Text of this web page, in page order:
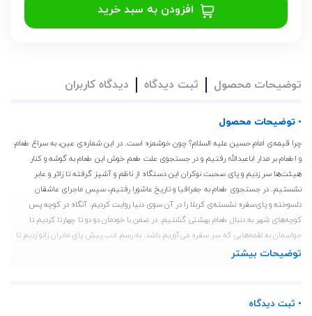
افزودن به سبد خرید
توضیحات محصول ثبت دیدگاه دیدگاه کاربران
• توضیحات محصول
چرا قیمه‌ی امام حسین علیه ‌السلام؟ چون خوشمزه است. در این شماره‌ی عین، به سراغ طعام
و اطعام بر مدار اباعبدالله رفتیم و در جستجوی علت طعم خوش این طعام به گوشه و کنار
هیئت‌ها سر زدیم و پای صحبت‌ نوکران این دستگاه از ناظم و آشپز گرفته تا زائر و عابر
نشستیم. در جستجوی طعام به جغرافیا و تاریخ عاشورا رفتیم، سپس ماجرای عاشقان
دلسوخته و پای‌سفره نشسته‌ی کربلا را در آن سوی دنیا روایت کردیم. آنگاه در کوچه‌ پس
کوچه‌های شهر به دنبال طعام بهشتی گشتیم. در ضمن با خودمان دو دو تا چهارتا کردیم تا
حواسمان به لقمه‌هایی که سر سفره می‌آوریم باشد. به رسم ادب پیش پای مادران زانو زدیم تا
ببینیم درباره طعام و اطعام چه می‌گویند، آخر مادران بهترین خوراک را تهیه می‌کنند. کمی بعد
یاد رفیقان زنده‌یادمان چکاندیم و فاتحه‌ای میهمانشان کردیم.
توضیحات بیشتر
• ثبت دیدگاه